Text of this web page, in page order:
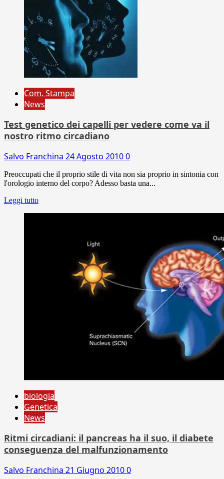
Com. Stampa
News
Test genetico dei capelli per vedere come va il
nostro ritmo circadiano
Salvo Franchina 24 Agosto 20100
Preoccupati che il proprio stile di vita non sia proprio in sintonia con
l'orologio interno del corpo? Adesso basta una...
Leggi tutto
biologia
Genetica
News
Ritmi circadiani: il pancreas ha il suo, il diabete
conseguenza del malfunzionamento
Salvo Franchina 21 Giugno 20100